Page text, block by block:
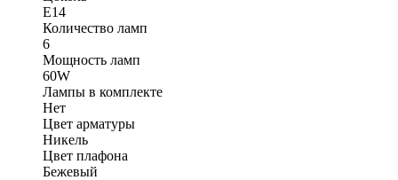
Е14
Количество ламп
6
Мощность ламп
60W
Лампы в комплекте
Нет
Цвет арматуры
Никель
Цвет плафона
Бежевый